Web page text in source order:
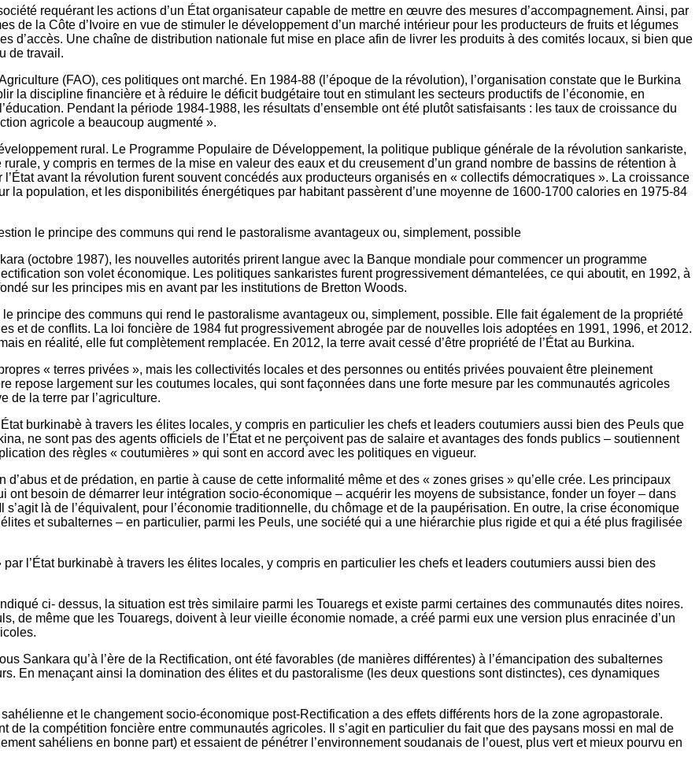
requérant les actions d’un État organisateur capable de mettre en œuvre des mesures d’accompagnement. Ainsi, par
de la Côte d’Ivoire en vue de stimuler le développement d’un marché intérieur pour les producteurs de fruits et légumes
d’accès. Une chaîne de distribution nationale fut mise en place afin de livrer les produits à des comités locaux, si bien que
de travail.
(FAO), ces politiques ont marché. En 1984-88 (l’époque de la révolution), l’organisation constate que le Burkina
la discipline financière et à réduire le déficit budgétaire tout en stimulant les secteurs productifs de l’économie, en
Pendant la période 1984-1988, les résultats d’ensemble ont été plutôt satisfaisants : les taux de croissance du
agricole a beaucoup augmenté ».
rural. Le Programme Populaire de Développement, la politique publique générale de la révolution sankariste,
y compris en termes de la mise en valeur des eaux et du creusement d’un grand nombre de bassins de rétention à
avant la révolution furent souvent concédés aux producteurs organisés en « collectifs démocratiques ». La croissance
la population, et les disponibilités énergétiques par habitant passèrent d’une moyenne de 1600-1700 calories en 1975-84
le principe des communs qui rend le pastoralisme avantageux ou, simplement, possible
(octobre 1987), les nouvelles autorités prirent langue avec la Banque mondiale pour commencer un programme
son volet économique. Les politiques sankaristes furent progressivement démantelées, ce qui aboutit, en 1992, à
sur les principes mis en avant par les institutions de Bretton Woods.
principe des communs qui rend le pastoralisme avantageux ou, simplement, possible. Elle fait également de la propriété
et de conflits. La loi foncière de 1984 fut progressivement abrogée par de nouvelles lois adoptées en 1991, 1996, et 2012.
en réalité, elle fut complètement remplacée. En 2012, la terre avait cessé d’être propriété de l’État au Burkina.
« terres privées », mais les collectivités locales et des personnes ou entités privées pouvaient être pleinement
repose largement sur les coutumes locales, qui sont façonnées dans une forte mesure par les communautés agricoles
de la terre par l’agriculture.
burkinabè à travers les élites locales, y compris en particulier les chefs et leaders coutumiers aussi bien des Peuls que
ne sont pas des agents officiels de l’État et ne perçoivent pas de salaire et avantages des fonds publics – soutiennent
des règles « coutumières » qui sont en accord avec les politiques en vigueur.
et de prédation, en partie à cause de cette informalité même et des « zones grises » qu’elle crée. Les principaux
ont besoin de démarrer leur intégration socio-économique – acquérir les moyens de subsistance, fonder un foyer – dans
là de l’équivalent, pour l’économie traditionnelle, du chômage et de la paupérisation. En outre, la crise économique
et subalternes – en particulier, parmi les Peuls, une société qui a une hiérarchie plus rigide et qui a été plus fragilisée
l’État burkinabè à travers les élites locales, y compris en particulier les chefs et leaders coutumiers aussi bien des
ci- dessus, la situation est très similaire parmi les Touaregs et existe parmi certaines des communautés dites noires.
de même que les Touaregs, doivent à leur vieille économie nomade, a créé parmi eux une version plus enracinée d’un
Sankara qu’à l’ère de la Rectification, ont été favorables (de manières différentes) à l’émancipation des subalternes
En menaçant ainsi la domination des élites et du pastoralisme (les deux questions sont distinctes), ces dynamiques
et le changement socio-économique post-Rectification a des effets différents hors de la zone agropastorale.
de la compétition foncière entre communautés agricoles. Il s’agit en particulier du fait que des paysans mossi en mal de
sahéliens en bonne part) et essaient de pénétrer l’environnement soudanais de l’ouest, plus vert et mieux pourvu en